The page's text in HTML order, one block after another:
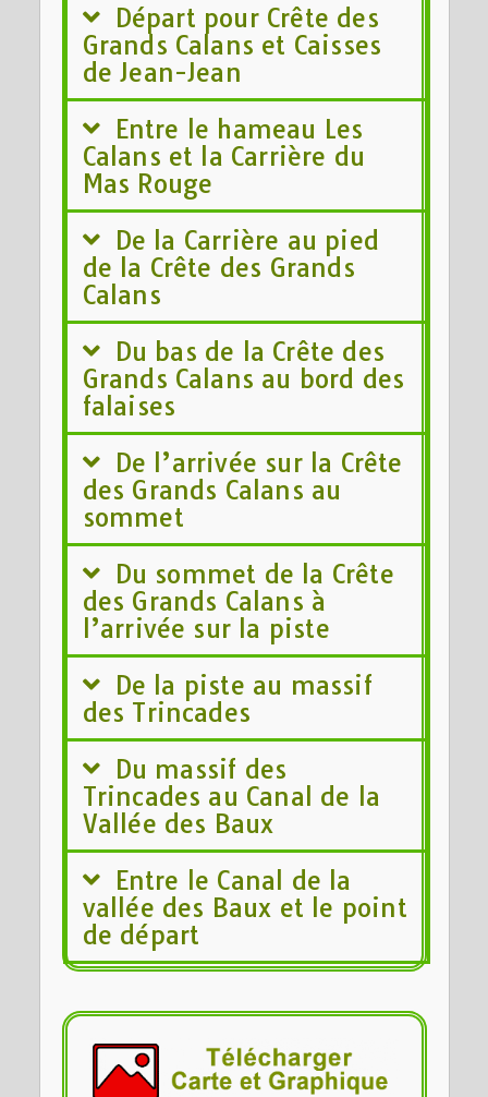
Départ pour Crête des
Grands Calans et Caisses
de Jean-Jean
Entre le hameau Les
Calans et la Carrière du
Mas Rouge
De la Carrière au pied
de la Crête des Grands
Calans
Du bas de la Crête des
Grands Calans au bord des
falaises
De l’arrivée sur la Crête
des Grands Calans au
sommet
Du sommet de la Crête
des Grands Calans à
l’arrivée sur la piste
De la piste au massif
des Trincades
Du massif des
Trincades au Canal de la
Vallée des Baux
Entre le Canal de la
vallée des Baux et le point
de départ